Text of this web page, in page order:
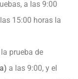
a las 9:00
15:00 horas la
prueba de
a las 9:00, y el